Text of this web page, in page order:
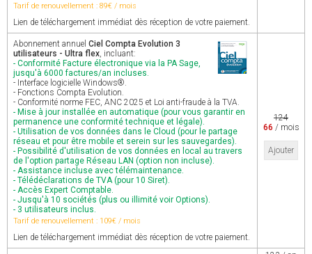
Tarif de renouvellement : 89€ / mois
Lien de téléchargement immédiat dès réception de votre paiement.
Abonnement annuel Ciel Compta Evolution 3
utilisateurs - Ultra flex, incluant:
- Conformité Facture électronique via la PA Sage,
jusqu'à 6000 factures/an incluses.
- Interface logicielle Windows®.
- Fonctions Compta Evolution.
- Conformité norme FEC, ANC 2025 et Loi anti-fraude à la TVA.
- Mise à jour installée en automatique (pour vous garantir en
permanence une conformité technique et légale).
- Utilisation de vos données dans le Cloud (pour le partage
réseau et pour être mobile et serein sur les sauvegardes).
- Possibilité d'utilisation de vos données en local au travers
de l'option partage Réseau LAN (option non incluse).
- Assistance incluse avec télémaintenance.
- Télédéclarations de TVA (pour 10 Siret).
- Accès Expert Comptable.
- Jusqu'à 10 sociétés (plus ou illimité voir Options).
- 3 utilisateurs inclus.
Tarif de renouvellement : 109€ / mois
Lien de téléchargement immédiat dès réception de votre paiement.
124
66 / mois
Ajouter